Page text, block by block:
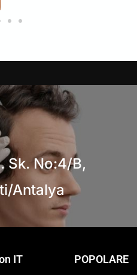
Sk. No:4/B,
Antalya
IT POPOLARE